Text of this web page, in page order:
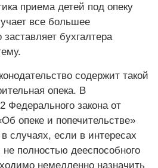
приема детей под опеку
все большее
бухгалтера
содержит такой
опека. В
Федерального закона от
опеке и попечительстве»
случаях, если в интересах
полностью дееспособного
немедленно назначить